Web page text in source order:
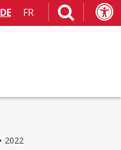
DE FR
2022